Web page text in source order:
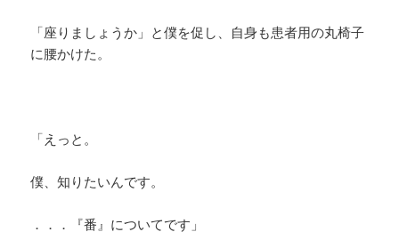
「座りましょうか」と僕を促し、自身も患者用の丸椅子
に腰かけた。
「えっと。
僕、知りたいんです。
．．．『番』についてです」